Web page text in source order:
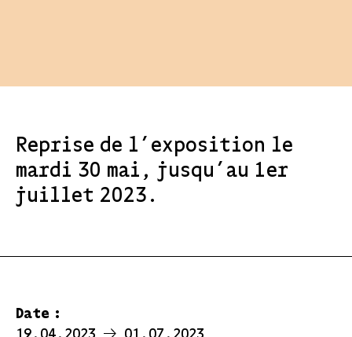
Reprise de l’exposition le
mardi 30 mai, jusqu’au 1er
juillet 2023.
Date :